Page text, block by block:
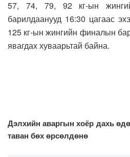
57, 74, 79, 92 кг-ын
барилдаанууд 16:30 цагаас
125 кг-ын жингийн финалын
явагдах хуваарьтай байна.
Дэлхийн аваргын хоёр дахь
таван бөх өрсөлдөнө